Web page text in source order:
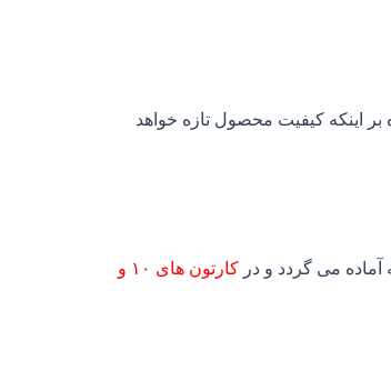
بر اینکه کیفیت محصول تازه خواهد
می گردد و در
کارتون های ۱۰ و